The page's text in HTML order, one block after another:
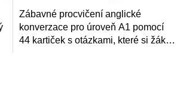
5
hvězdiček.
Zábavné procvičení anglické
konverzace pro úroveň A1 pomocí
44 kartiček s otázkami, které si žák